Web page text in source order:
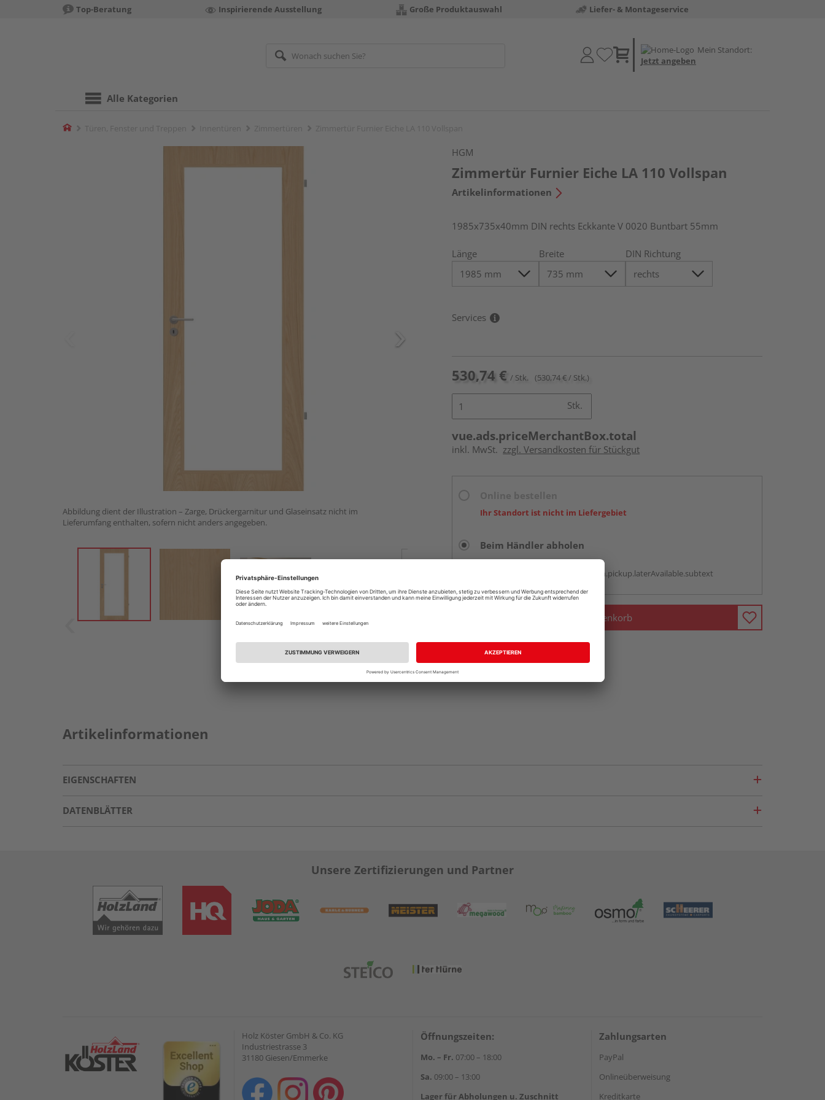
Top-Beratung Inspirierende Ausstellung Große Produktauswahl Liefer- & Montageservice
Mein Standort:
Jetzt angeben
Alle Kategorien
Home
Abbildung dient der Illustration – Zarge, Drückergarnitur und Glaseinsatz nicht im
Lieferumfang enthalten, sofern nicht anders angegeben.
HGM
Zimmertür Furnier Eiche LA 110 Vollspan
Artikelinformationen
1985x735x40mm DIN rechts Eckkante V 0020 Buntbart 55mm
Länge Breite DIN Richtung
Services
530,74 € / Stk. (530,74 € / Stk.)
Stk.
vue.ads.priceMerchantBox.total
inkl. MwSt. zzgl. Versandkosten für Stückgut
Ihr Standort ist nicht im Liefergebiet
Beim Händler abholen
Auf Vorbestellung:
vue.ads.priceMerchantBox.option.pickup.laterAvailable.subtext
In den Warenkorb
Komplettangebot anfragen
Artikelinformationen
EIGENSCHAFTEN
DATENBLÄTTER
Unsere Zertifizierungen und Partner
Holz Köster GmbH & Co. KG
Industriestrasse 3
31180 Giesen/Emmerke
Öffnungszeiten:
Mo. – Fr. 07:00 – 18:00
Sa. 09:00 – 13:00
Lager für Abholungen u. Zuschnitt
Zahlungsarten
PayPal
Onlineüberweisung
Kreditkarte